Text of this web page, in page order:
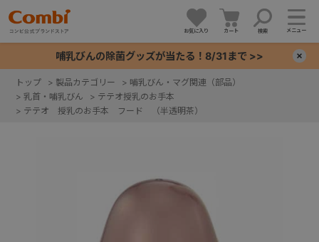
お気に入り カート 検索 メニュー
哺乳びんの除菌グッズが当たる！8/31まで >>
トップ > 製品カテゴリー > 哺乳びん・マグ関連（部品）
> 乳首・哺乳びん > テテオ授乳のお手本
> テテオ 授乳のお手本 フード （半透明茶）